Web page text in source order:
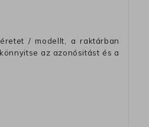
/ modellt, a raktárban
az azonósitást és a